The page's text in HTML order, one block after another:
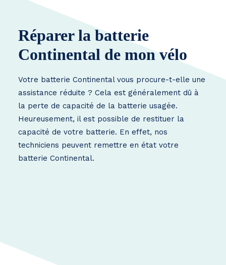
Réparer la batterie
Continental de mon vélo
Votre batterie Continental vous procure-t-elle une
assistance réduite ? Cela est généralement dû à
la perte de capacité de la batterie usagée.
Heureusement, il est possible de restituer la
capacité de votre batterie. En effet, nos
techniciens peuvent remettre en état votre
batterie Continental.